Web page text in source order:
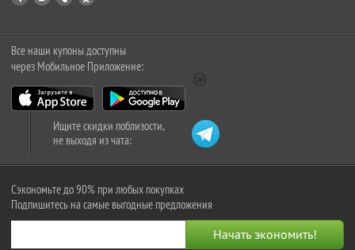
Все наши купоны доступны
через Мобильное Приложение:
Ищите скидки поблизости,
не выходя из чата:
Сэкономьте до 90% при любых покупках
Подпишитесь на самые выгодные предложения